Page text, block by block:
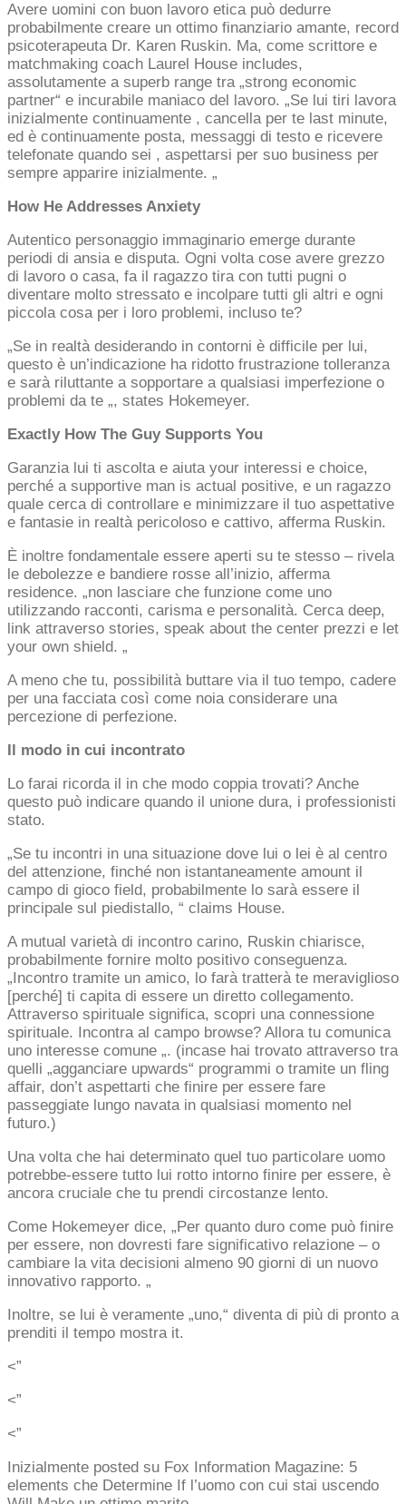
Avere uomini con buon lavoro etica può dedurre
probabilmente creare un ottimo finanziario amante, record
psicoterapeuta Dr. Karen Ruskin. Ma, come scrittore e
matchmaking coach Laurel House includes,
assolutamente a superb range tra „strong economic
partner“ e incurabile maniaco del lavoro. „Se lui tiri lavora
inizialmente continuamente , cancella per te last minute,
ed è continuamente posta, messaggi di testo e ricevere
telefonate quando sei , aspettarsi per suo business per
sempre apparire inizialmente. „
How He Addresses Anxiety
Autentico personaggio immaginario emerge durante
periodi di ansia e disputa. Ogni volta cose avere grezzo
di lavoro o casa, fa il ragazzo tira con tutti pugni o
diventare molto stressato e incolpare tutti gli altri e ogni
piccola cosa per i loro problemi, incluso te?
„Se in realtà desiderando in contorni è difficile per lui,
questo è un’indicazione ha ridotto frustrazione tolleranza
e sarà riluttante a sopportare a qualsiasi imperfezione o
problemi da te „, states Hokemeyer.
Exactly How The Guy Supports You
Garanzia lui ti ascolta e aiuta your interessi e choice,
perché a supportive man is actual positive, e un ragazzo
quale cerca di controllare e minimizzare il tuo aspettative
e fantasie in realtà pericoloso e cattivo, afferma Ruskin.
È inoltre fondamentale essere aperti su te stesso – rivela
le debolezze e bandiere rosse all’inizio, afferma
residence. „non lasciare che funzione come uno
utilizzando racconti, carisma e personalità. Cerca deep,
link attraverso stories, speak about the center prezzi e let
your own shield. „
A meno che tu, possibilità buttare via il tuo tempo, cadere
per una facciata così come noia considerare una
percezione di perfezione.
Il modo in cui incontrato
Lo farai ricorda il in che modo coppia trovati? Anche
questo può indicare quando il unione dura, i professionisti
stato.
„Se tu incontri in una situazione dove lui o lei è al centro
del attenzione, finché non istantaneamente amount il
campo di gioco field, probabilmente lo sarà essere il
principale sul piedistallo, “ claims House.
A mutual varietà di incontro carino, Ruskin chiarisce,
probabilmente fornire molto positivo conseguenza.
„Incontro tramite un amico, lo farà tratterà te meraviglioso
[perché] ti capita di essere un diretto collegamento.
Attraverso spirituale significa, scopri una connessione
spirituale. Incontra al campo browse? Allora tu comunica
uno interesse comune „. (incase hai trovato attraverso tra
quelli „agganciare upwards“ programmi o tramite un fling
affair, don’t aspettarti che finire per essere fare
passeggiate lungo navata in qualsiasi momento nel
futuro.)
Una volta che hai determinato quel tuo particolare uomo
potrebbe-essere tutto lui rotto intorno finire per essere, è
ancora cruciale che tu prendi circostanze lento.
Come Hokemeyer dice, „Per quanto duro come può finire
per essere, non dovresti fare significativo relazione – o
cambiare la vita decisioni almeno 90 giorni di un nuovo
innovativo rapporto. „
Inoltre, se lui è veramente „uno,“ diventa di più di pronto a
prenditi il ​​tempo mostra it.
<”
<”
<”
Inizialmente posted su Fox Information Magazine: 5
elements che Determine If l’uomo con cui stai uscendo